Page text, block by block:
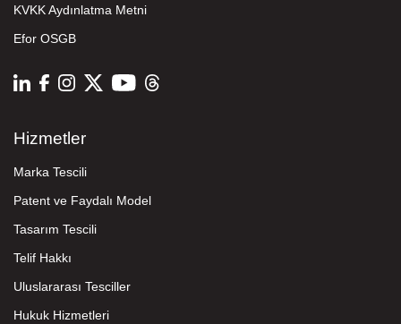
KVKK Aydınlatma Metni
Efor OSGB
Hizmetler
Marka Tescili
Patent ve Faydalı Model
Tasarım Tescili
Telif Hakkı
Uluslararası Tesciller
Hukuk Hizmetleri